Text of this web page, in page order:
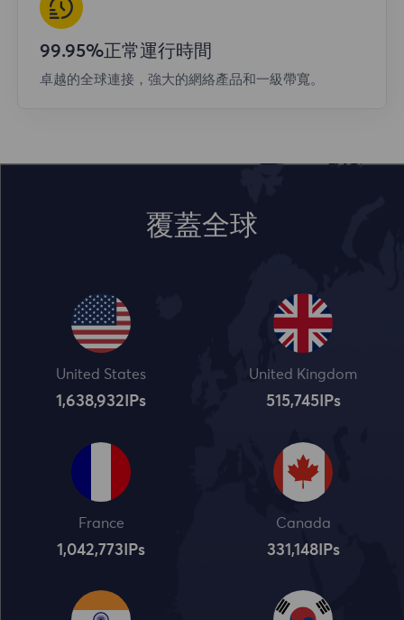
99.95%正常運行時間
卓越的全球連接，強大的網絡產品和一級帶寬。
覆蓋全球
United States
1,638,932 IPs
United Kingdom
515,745IPs
France
1,042,773 IPs
Canada
331,148IPs